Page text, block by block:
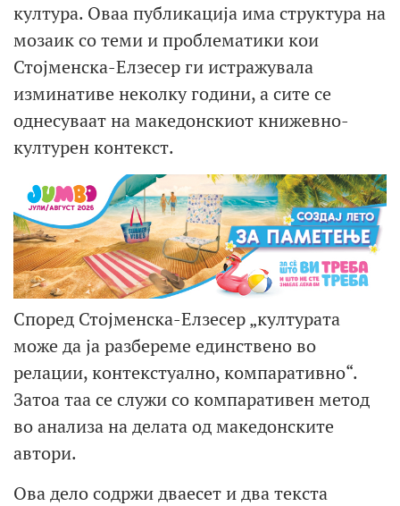
култура. Оваа публикација има структура на
мозаик со теми и проблематики кои
Стојменска-Елзесер ги истражувала
изминативе неколку години, а сите се
однесуваат на македонскиот книжевно-
културен контекст.
Според Стојменска-Елзесер „културата
може да ја разбереме единствено во
релации, контекстуално, компаративно“.
Затоа таа се служи со компаративен метод
во анализа на делата од македонските
автори.
Ова дело содржи дваесет и два текста